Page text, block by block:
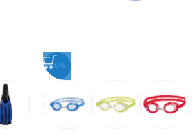
-18%